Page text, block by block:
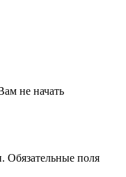
не начать
Обязательные поля